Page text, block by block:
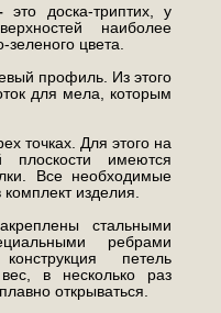
–это доска-триптих, у
наиболее
зеленого цвета.
профиль. Из этого
для мела, которым
точках. Для этого на
плоскости имеются
Все необходимые
изделия.
стальными
ребрами
петель
в несколько раз
открываться.